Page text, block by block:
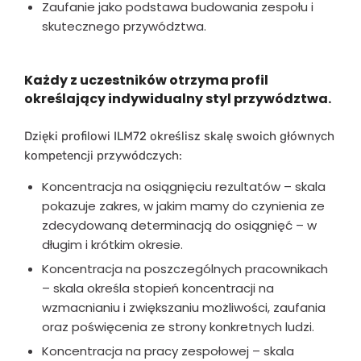
Zaufanie jako podstawa budowania zespołu i
skutecznego przywództwa.
Każdy z uczestników otrzyma profil
określający indywidualny styl przywództwa.
Dzięki profilowi ILM72 określisz skalę swoich głównych
kompetencji przywódczych:
Koncentracja na osiągnięciu rezultatów – skala
pokazuje zakres, w jakim mamy do czynienia ze
zdecydowaną determinacją do osiągnięć – w
długim i krótkim okresie.
Koncentracja na poszczególnych pracownikach
– skala określa stopień koncentracji na
wzmacnianiu i zwiększaniu możliwości, zaufania
oraz poświęcenia ze strony konkretnych ludzi.
Koncentracja na pracy zespołowej – skala